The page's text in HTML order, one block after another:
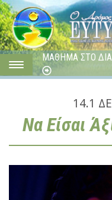
ΜΑΘΗΜΑ ΣΤΟ
14.1
Να Είσαι